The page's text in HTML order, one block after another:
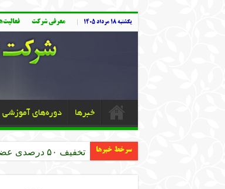
یکشنبه ۱۸ مرداد ۱۴۰۵ معرفی شرکت
خبرها دوره‌های آموزشی
سرخط خبرها تخفیف ۵۰ درصدی عضویت سازمان نظام مهندسی کشاورزی